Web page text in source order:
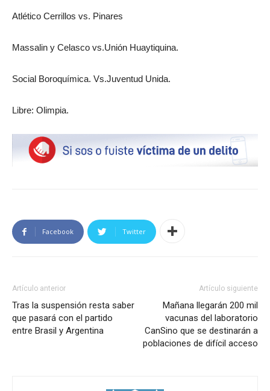
Atlético Cerrillos vs. Pinares
Massalin y Celasco vs.Unión Huaytiquina.
Social Boroquímica. Vs.Juventud Unida.
Libre: Olimpia.
Facebook Twitter
Artículo anterior
Tras la suspensión resta saber
que pasará con el partido
entre Brasil y Argentina
Artículo siguiente
Mañana llegarán 200 mil
vacunas del laboratorio
CanSino que se destinarán a
poblaciones de difícil acceso